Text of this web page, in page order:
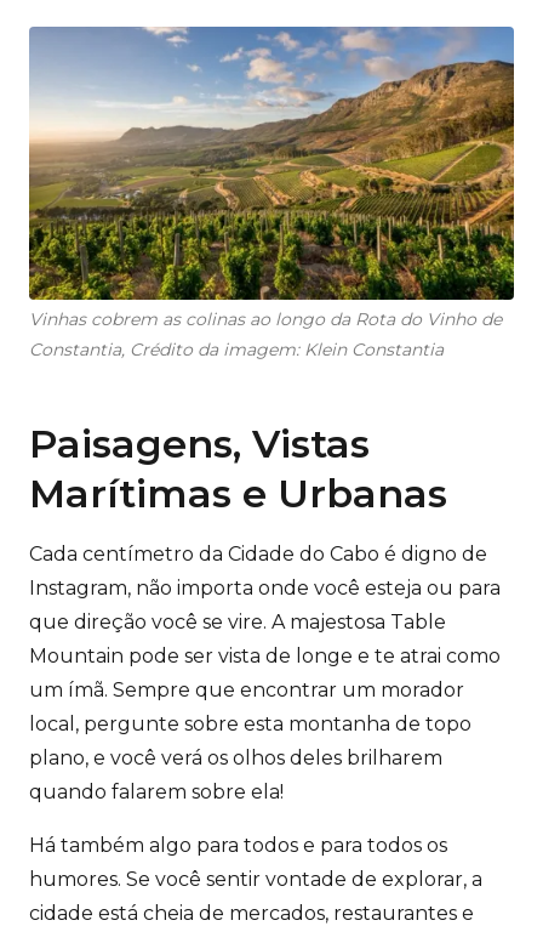
Vinhas cobrem as colinas ao longo da Rota do Vinho de
Constantia, Crédito da imagem: Klein Constantia
Paisagens, Vistas
Marítimas e Urbanas
Cada centímetro da Cidade do Cabo é digno de
Instagram, não importa onde você esteja ou para
que direção você se vire. A majestosa Table
Mountain pode ser vista de longe e te atrai como
um ímã. Sempre que encontrar um morador
local, pergunte sobre esta montanha de topo
plano, e você verá os olhos deles brilharem
quando falarem sobre ela!
Há também algo para todos e para todos os
humores. Se você sentir vontade de explorar, a
cidade está cheia de mercados, restaurantes e